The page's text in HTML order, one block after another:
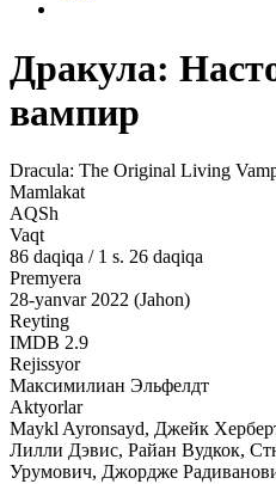
Дракула:
вампир
Dracula: The Original Living
Mamlakat
AQSh
Vaqt
86 daqiqa / 1 s. 26 daqiqa
Premyera
28-yanvar 2022 (Jahon)
Reyting
IMDB 2.9
Rejissyor
Максимилиан Эльфелдт
Aktyorlar
Maykl Ayronsayd, Джейк
Лилли Дэвис, Райан Вудкок,
Урумович, Джордже